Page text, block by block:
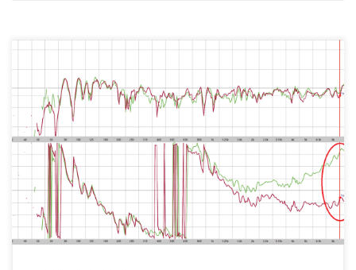
Messung mit zwei L'Acoustics X12.